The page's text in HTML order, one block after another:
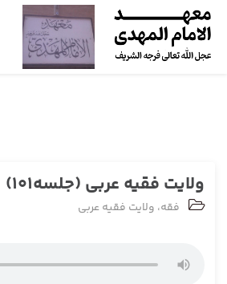
ولایت فقیه عربی (جلسه101)
فقه، ولایت فقیه عربی